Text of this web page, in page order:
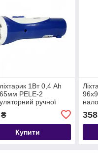
1Вт 0,4 Ah
PELE-2
ручної
Купити
358